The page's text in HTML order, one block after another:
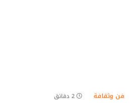
فن وثقافة 2 دقائق